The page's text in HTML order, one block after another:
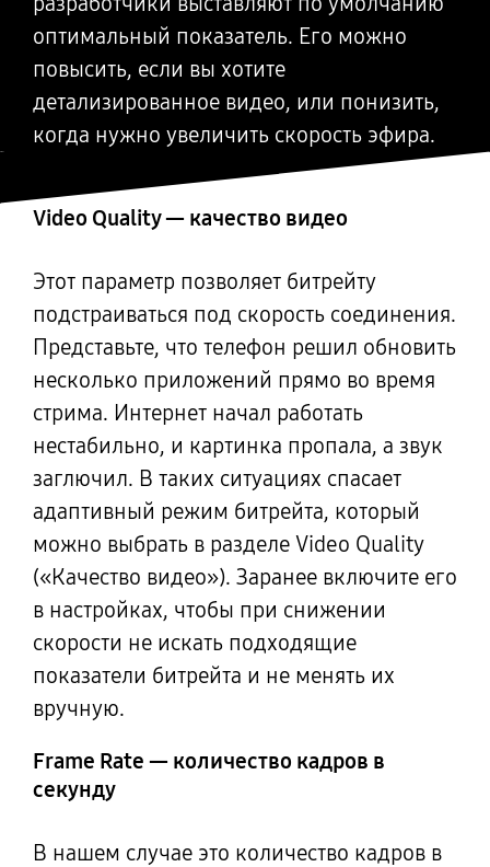
оптимальный показатель. Его можно
повысить, если вы хотите
детализированное видео, или понизить,
когда нужно увеличить скорость эфира.
Video Quality — качество видео
Этот параметр позволяет битрейту
подстраиваться под скорость соединения.
Представьте, что телефон решил обновить
несколько приложений прямо во время
стрима. Интернет начал работать
нестабильно, и картинка пропала, а звук
заглючил. В таких ситуациях спасает
адаптивный режим битрейта, который
можно выбрать в разделе Video Quality
(«Качество видео»). Заранее включите его
в настройках, чтобы при снижении
скорости не искать подходящие
показатели битрейта и не менять их
вручную.
Frame Rate — количество кадров в
секунду
В нашем случае это количество кадров в